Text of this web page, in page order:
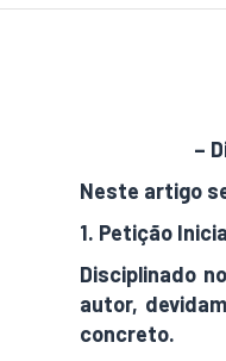
–
Neste artigo
1. Petição
Disciplinado
autor,
concreto.